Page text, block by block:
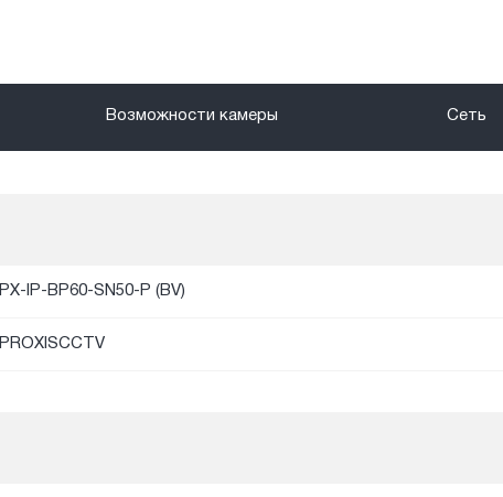
Возможности камеры Сеть
PX-IP-BP60-SN50-P (BV)
PROXISCCTV